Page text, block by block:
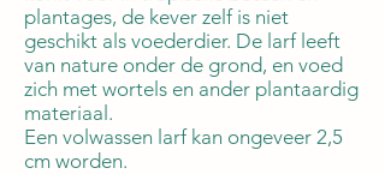
plantages, de kever zelf is niet
geschikt als voederdier. De larf leeft
van nature onder de grond, en voed
zich met wortels en ander plantaardig
materiaal.
Een volwassen larf kan ongeveer 2,5
cm worden.